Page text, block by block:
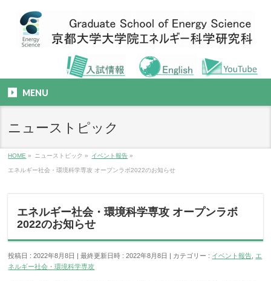
MENU
ニューストピック
HOME » ニューストピック » イベント報告 »
エネルギー社会・環境科学専攻 オープンラボ2022のお知らせ
エネルギー社会・環境科学専攻 オープンラボ
2022のお知らせ
投稿日 : 2022年8月8日 最終更新日時 : 2022年8月8日 カテゴリー : イベント報告
エ
ネルギー社会・環境科学専攻